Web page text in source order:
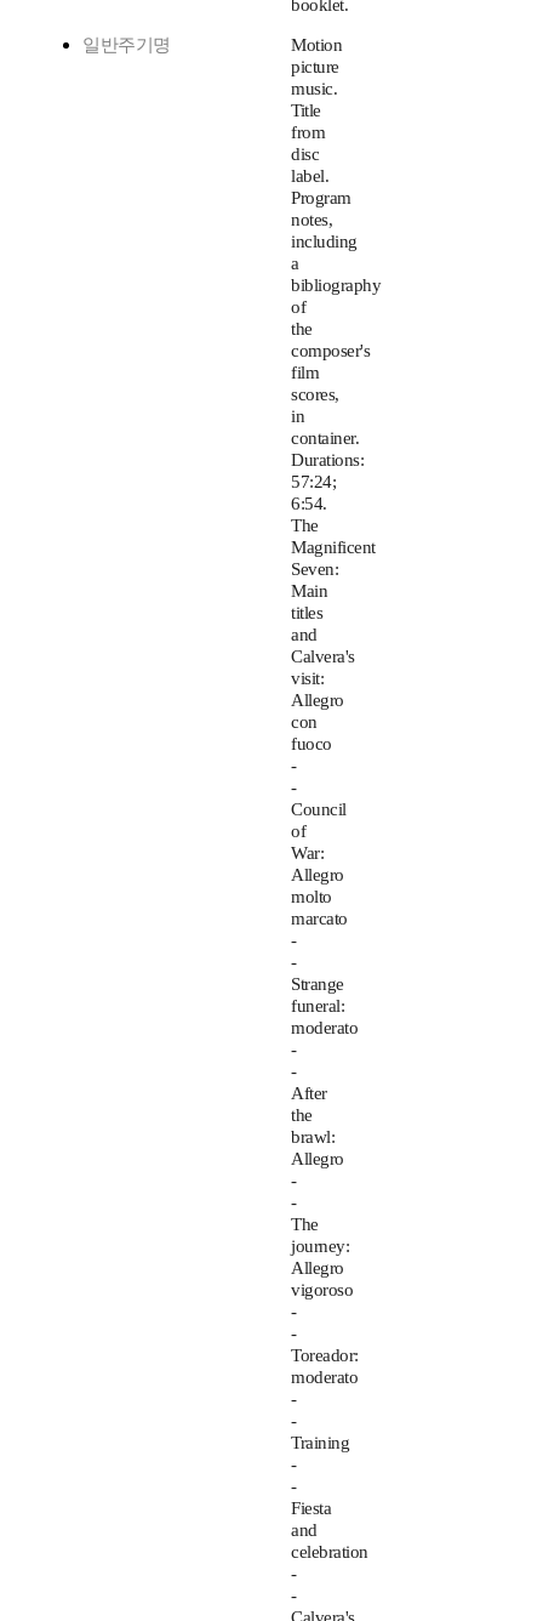
booklet.
일반주기명
Motion
picture
music.
Title
from
disc
label.
Program
notes,
including
a
bibliography
of
the
composer's
film
scores,
in
container.
Durations:
57:24;
6:54.
The
Magnificent
Seven:
Main
titles
and
Calvera's
visit:
Allegro
con
fuoco
-
-
Council
of
War:
Allegro
molto
marcato
-
-
Strange
funeral:
moderato
-
-
After
the
brawl:
Allegro
-
-
The
journey:
Allegro
vigoroso
-
-
Toreador:
moderato
-
-
Training
-
-
Fiesta
and
celebration
-
-